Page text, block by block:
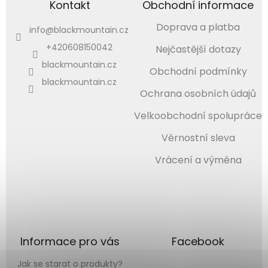
Kontakt
info@blackmountain.cz
+420608150042
blackmountain.cz
blackmountain.cz
Obchodní informace
Doprava a platba
Nejčastější dotazy
Obchodní podmínky
Ochrana osobních údajů
Velkoobchodní spolupráce
Věrnostní sleva
Vrácení a výměna
Informace pro vás
Jak se starat o produkty?
Facebook